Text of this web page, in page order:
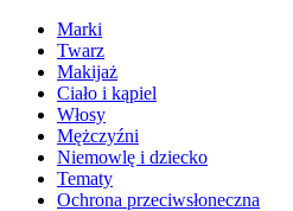
Marki
Twarz
Makijaż
Ciało i kąpiel
Włosy
Mężczyźni
Niemowlę i dziecko
Tematy
Ochrona przeciwsłoneczna